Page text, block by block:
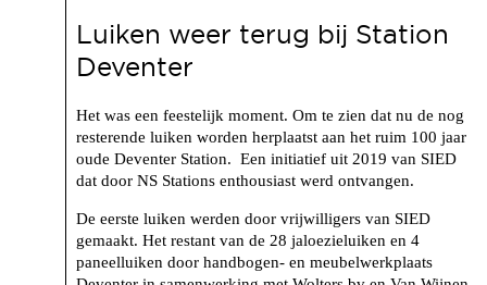
Luiken weer terug bij Station
Deventer
Het was een feestelijk moment. Om te zien dat nu de nog
resterende luiken worden herplaatst aan het ruim 100 jaar
oude Deventer Station. Een initiatief uit 2019 van SIED
dat door NS Stations enthousiast werd ontvangen.
De eerste luiken werden door vrijwilligers van SIED
gemaakt. Het restant van de 28 jaloezieluiken en 4
paneelluiken door handbogen- en meubelwerkplaats